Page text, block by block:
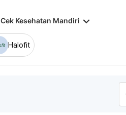
Cek Kesehatan Mandiri keyboard_arrow_down
Halofit